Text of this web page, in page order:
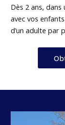
Dès 2 ans,
avec vos
d’un adulte par